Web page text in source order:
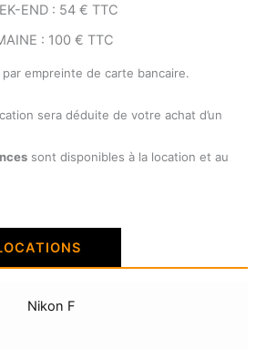
END : 54 € TTC
: 100 € TTC
empreinte de carte bancaire.
sera déduite de votre achat d’un
sont disponibles à la location et au
Nikon F